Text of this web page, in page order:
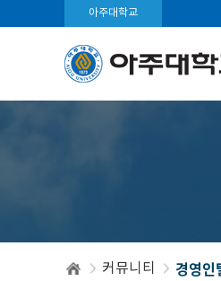
아주대학교
커뮤니티 경영인